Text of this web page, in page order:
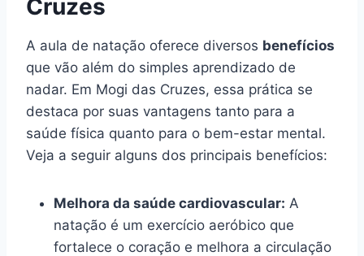
Cruzes
A aula de natação oferece diversos benefícios
que vão além do simples aprendizado de
nadar. Em Mogi das Cruzes, essa prática se
destaca por suas vantagens tanto para a
saúde física quanto para o bem-estar mental.
Veja a seguir alguns dos principais benefícios:
Melhora da saúde cardiovascular: A
natação é um exercício aeróbico que
fortalece o coração e melhora a circulação